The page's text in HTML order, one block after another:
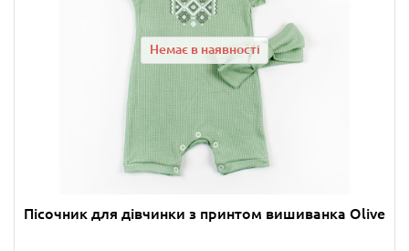
Немає в наявності
Пісочник для дівчинки з принтом вишиванка Olive